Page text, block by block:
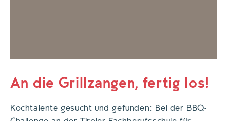
An die Grillzangen, fertig los!
Kochtalente gesucht und gefunden: Bei der BBQ-